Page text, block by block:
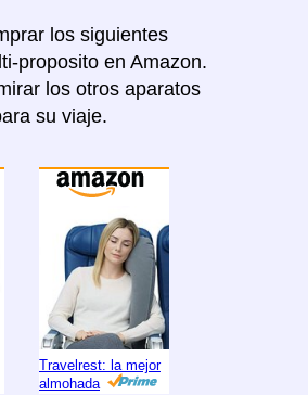
los siguientes
proposito en Amazon.
los otros aparatos
su viaje.
Travelrest: la mejor
almohada